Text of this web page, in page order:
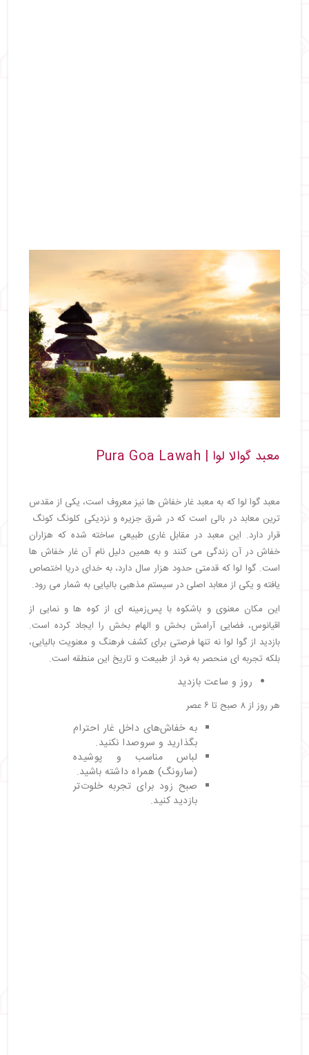
معبد گوالا لوا | Pura Goa Lawah
معبد گوا لوا که به معبد غار خفاش‌ ها نیز معروف است، یکی از مقدس
‌ترین معابد در بالی است که در شرق جزیره و نزدیکی کلونگ‌ کونگ
قرار دارد. این معبد در مقابل غاری طبیعی ساخته شده که هزاران
خفاش در آن زندگی می ‌کنند و به همین دلیل نام آن غار خفاش ‌ها
است. گوا لوا که قدمتی حدود هزار سال دارد، به خدای دریا اختصاص
یافته و یکی از معابد اصلی در سیستم مذهبی بالیایی به شمار می ‌رود.
این مکان معنوی و باشکوه با پس‌زمینه ‌ای از کوه ‌ها و نمایی از
اقیانوس، فضایی آرامش‌ بخش و الهام ‌بخش را ایجاد کرده است.
بازدید از گوا لوا نه تنها فرصتی برای کشف فرهنگ و معنویت بالیایی،
بلکه تجربه‌ ای منحصر به‌ فرد از طبیعت و تاریخ این منطقه است.
روز و ساعت بازدید
هر روز از ۸ صبح تا ۶ عصر
به خفاش‌های داخل غار احترام
بگذارید و سروصدا نکنید.
لباس مناسب و پوشیده
(سارونگ) همراه داشته باشید.
صبح زود برای تجربه خلوت‌تر
بازدید کنید.